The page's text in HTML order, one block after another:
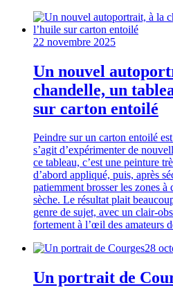
22 novembre 2025
Un nouvel
chandelle, un
sur carton entoilé
Peindre sur un carton entoilé
s’agit d’expérimenter de
ce tableau, c’est une peinture
d’abord appliqué, puis, après
patiemment brosser les zones
sèche. Le résultat plait
genre de sujet, avec un clair-
fortement à l’œil des amateurs
28
Un portrait de